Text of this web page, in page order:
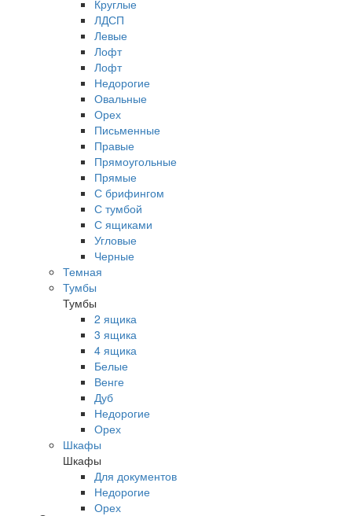
Круглые
ЛДСП
Левые
Лофт
Лофт
Недорогие
Овальные
Орех
Письменные
Правые
Прямоугольные
Прямые
С брифингом
С тумбой
С ящиками
Угловые
Черные
Темная
Тумбы
Тумбы
2 ящика
3 ящика
4 ящика
Белые
Венге
Дуб
Недорогие
Орех
Шкафы
Шкафы
Для документов
Недорогие
Орех